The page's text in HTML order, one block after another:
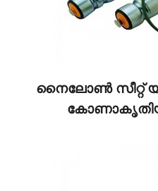
നൈലോൺ സീറ്റ്